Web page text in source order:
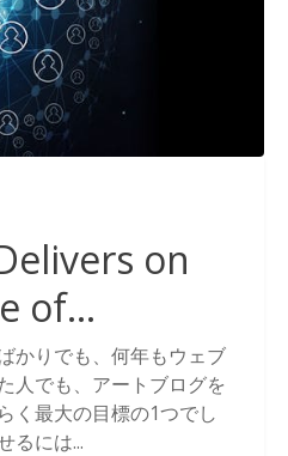
on
of
かりでも、何年もウェブ
人でも、アートブログを
く最大の目標の1つでし
るには...